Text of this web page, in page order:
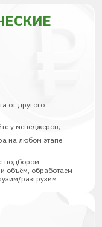
от другого
у менеджеров;
на любом этапе
подбором
объём, обработаем
разгрузим